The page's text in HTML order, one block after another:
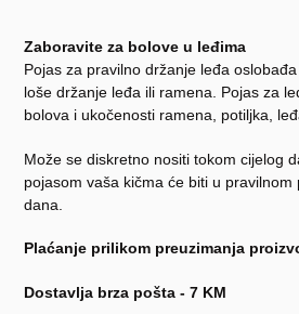
košaricu
Zaboravite za bolove u leđima
Pojas za pravilno držanje leđa
loše držanje leđa ili ramena. Pojas za
bolova i ukočenosti ramena, potiljka,
Može se diskretno nositi tokom cijelog
pojasom vaša kičma će biti u pravilnom
dana.
Plaćanje prilikom preuzimanja
Dostavlja brza pošta - 7 KM